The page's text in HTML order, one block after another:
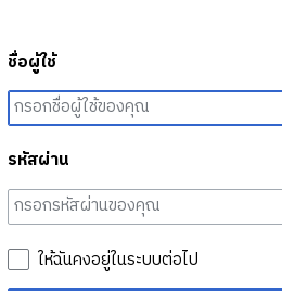
ชื่อผู้ใช้
รหัสผ่าน
ให้ฉันคงอยู่ในระบบต่อไป